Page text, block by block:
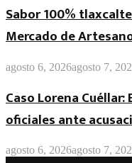
Sabor 100%
Mercado de
agosto 6, 2026agosto 7,
Caso Lorena
oficiales ante
agosto 6, 2026agosto 7,